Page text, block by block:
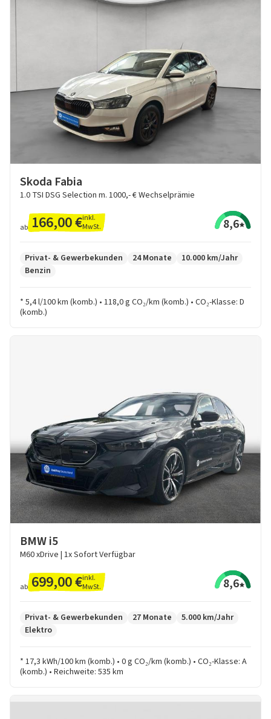
Skoda Fabia
1.0 TSI DSG Selection m. 1000,- € Wechselprämie
ab 166,00 €inkl.
MwSt.
8,6
Privat- & Gewerbekunden 24 Monate
10.000 km/Jahr
Benzin
* 5,4 l/100 km (komb.) • 118,0 g CO₂/km (komb.) • CO₂-Klasse: D
(komb.)
BMW i5
M60 xDrive | 1x Sofort Verfügbar
ab 699,00 €inkl.
MwSt.
8,6
Privat- & Gewerbekunden 27 Monate
5.000 km/Jahr
Elektro
* 17,3 kWh/100 km (komb.) • 0 g CO₂/km (komb.) • CO₂-Klasse: A
(komb.) • Reichweite: 535 km